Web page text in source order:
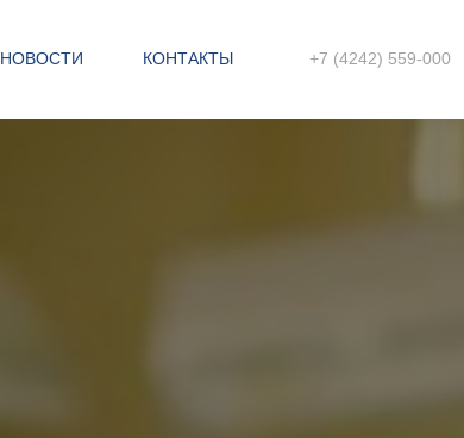
НОВОСТИ КОНТАКТЫ +7 (4242) 559-000